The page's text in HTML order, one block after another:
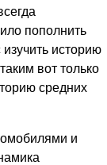
пополнить
историю
вот только
средних
и